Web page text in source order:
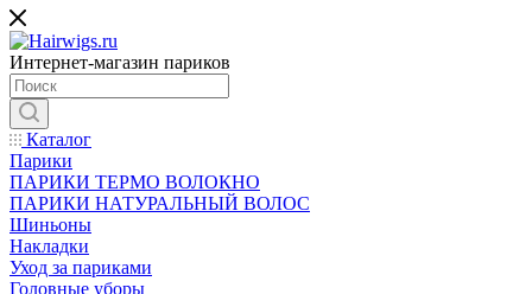
Интернет-магазин париков
Каталог
Парики
ПАРИКИ ТЕРМО ВОЛОКНО
ПАРИКИ НАТУРАЛЬНЫЙ ВОЛОС
Шиньоны
Накладки
Уход за париками
Головные уборы